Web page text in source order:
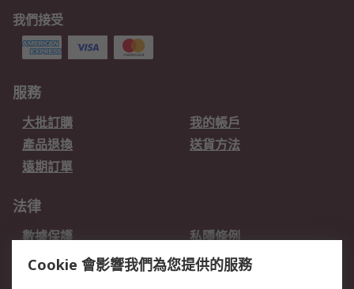
我們接受
服務
大批訂購
我的帳戶
產品退換
送貨方法
遠期訂單
法律
數據保護
私隱條例
網站條款
郵件安全
Cookie 會影響我們為您提供的服務